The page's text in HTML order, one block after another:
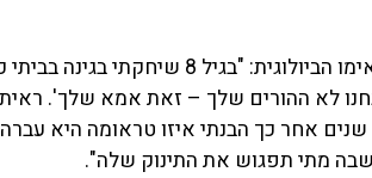
הוא סיפר על המפגש הראשון עם אימו
לא ההורים שלך – זאת אמא שלך'.
אחר כך הבנתי איזו טראומה היא
מתי תפגוש את התינוק שלה".